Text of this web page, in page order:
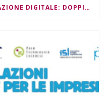
DONNE, LAVORO E INNOVAZIONE DIGITALE: DOPPIO APPUNTAMENTO